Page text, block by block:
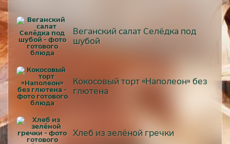
Веганский салат Селёдка под
шубой
Кокосовый торт «Наполеон» без
глютена
Хлеб из зелёной гречки